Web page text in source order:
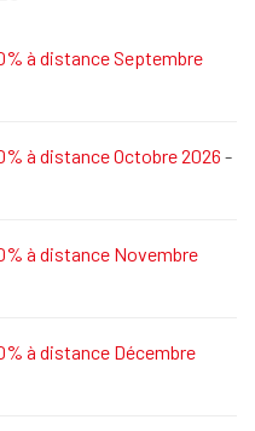
à distance Septembre
à distance Octobre 2026 -
à distance Novembre
à distance Décembre